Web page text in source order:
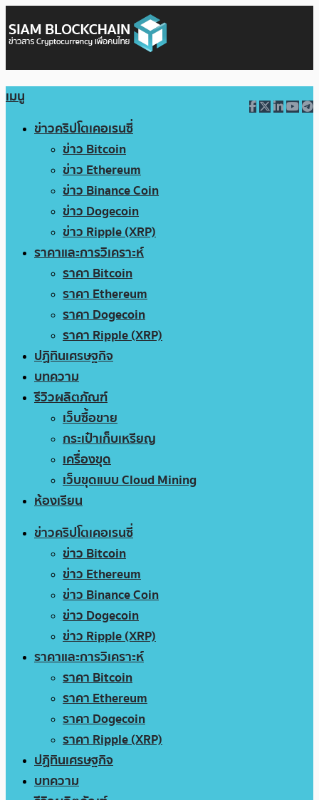
เมนู
ข่าวคริปโตเคอเรนซี่
ข่าว Bitcoin
ข่าว Ethereum
ข่าว Binance Coin
ข่าว Dogecoin
ข่าว Ripple (XRP)
ราคาและการวิเคราะห์
ราคา Bitcoin
ราคา Ethereum
ราคา Dogecoin
ราคา Ripple (XRP)
ปฏิทินเศรษฐกิจ
บทความ
รีวิวผลิตภัณฑ์
เว็บซื้อขาย
กระเป๋าเก็บเหรียญ
เครื่องขุด
เว็บขุดแบบ Cloud Mining
ห้องเรียน
ข่าวคริปโตเคอเรนซี่
ข่าว Bitcoin
ข่าว Ethereum
ข่าว Binance Coin
ข่าว Dogecoin
ข่าว Ripple (XRP)
ราคาและการวิเคราะห์
ราคา Bitcoin
ราคา Ethereum
ราคา Dogecoin
ราคา Ripple (XRP)
ปฏิทินเศรษฐกิจ
บทความ